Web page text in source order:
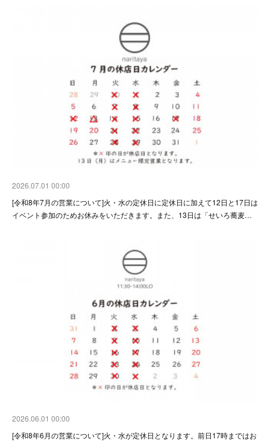
2026.07.01 00:00
[令和8年7月の営業について]火・水の定休日に定休日に加えて12日と17日は
イベント参加のためお休みをいただきます。また、13日は「せいろ蕎麦…
2026.06.01 00:00
[令和8年6月の営業について]火・水が定休日となります。前日17時まではお